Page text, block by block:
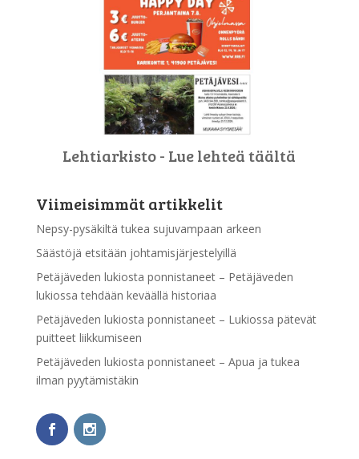
Lehtiarkisto - Lue lehteä täältä
Viimeisimmät artikkelit
Nepsy-pysäkiltä tukea sujuvampaan arkeen
Säästöjä etsitään johtamisjärjestelyillä
Petäjäveden lukiosta ponnistaneet – Petäjäveden
lukiossa tehdään keväällä historiaa
Petäjäveden lukiosta ponnistaneet – Lukiossa pätevät
puitteet liikkumiseen
Petäjäveden lukiosta ponnistaneet – Apua ja tukea
ilman pyytämistäkin